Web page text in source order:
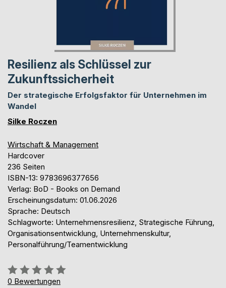
Resilienz als Schlüssel zur
Zukunftssicherheit
Der strategische Erfolgsfaktor für Unternehmen im
Wandel
Silke Roczen
Wirtschaft & Management
Hardcover
236 Seiten
ISBN-13: 9783696377656
Verlag: BoD - Books on Demand
Erscheinungsdatum: 01.06.2026
Sprache: Deutsch
Schlagworte: Unternehmensresilienz, Strategische Führung,
Organisationsentwicklung, Unternehmenskultur,
Personalführung/Teamentwicklung
Bewertung::
0%
0 Bewertungen